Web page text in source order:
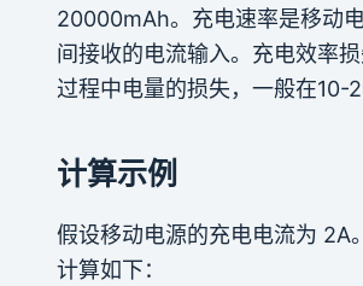
20000mAh。充电速率是移动
间接收的电流输入。充电效率
过程中电量的损失，一般在10-
计算示例
假设移动电源的充电电流为 2A
计算如下：